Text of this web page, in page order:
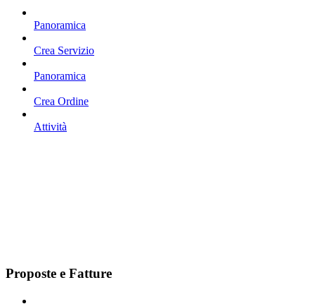
Panoramica
Crea Servizio
Panoramica
Crea Ordine
Attività
Proposte e Fatture